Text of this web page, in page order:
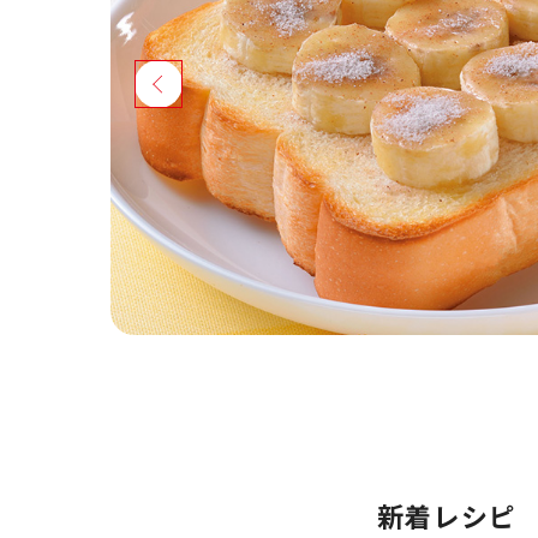
新着レシピ